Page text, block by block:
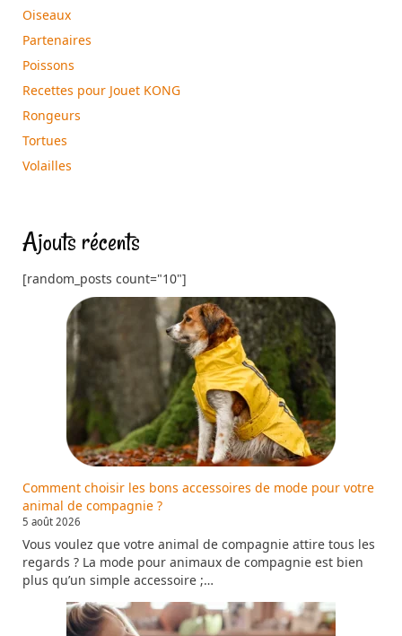
Oiseaux
Partenaires
Poissons
Recettes pour Jouet KONG
Rongeurs
Tortues
Volailles
Ajouts récents
[random_posts count="10"]
Comment choisir les bons accessoires de mode pour votre
animal de compagnie ?
5 août 2026
Vous voulez que votre animal de compagnie attire tous les
regards ? La mode pour animaux de compagnie est bien
plus qu’un simple accessoire ;…